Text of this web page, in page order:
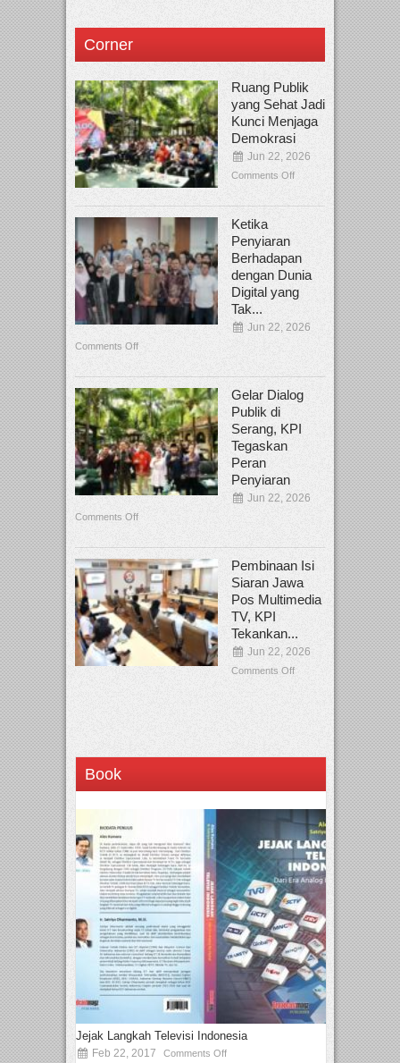
Corner
Ruang Publik
yang Sehat Jadi
Kunci Menjaga
Demokrasi
Jun 22, 2026
Comments Off
Ketika
Penyiaran
Berhadapan
dengan Dunia
Digital yang
Tak...
Jun 22, 2026
Comments Off
Gelar Dialog
Publik di
Serang, KPI
Tegaskan
Peran
Penyiaran
Jun 22, 2026
Comments Off
Pembinaan Isi
Siaran Jawa
Pos Multimedia
TV, KPI
Tekankan...
Jun 22, 2026
Comments Off
Book
Jejak Langkah Televisi Indonesia
Feb 22, 2017 Comments Off